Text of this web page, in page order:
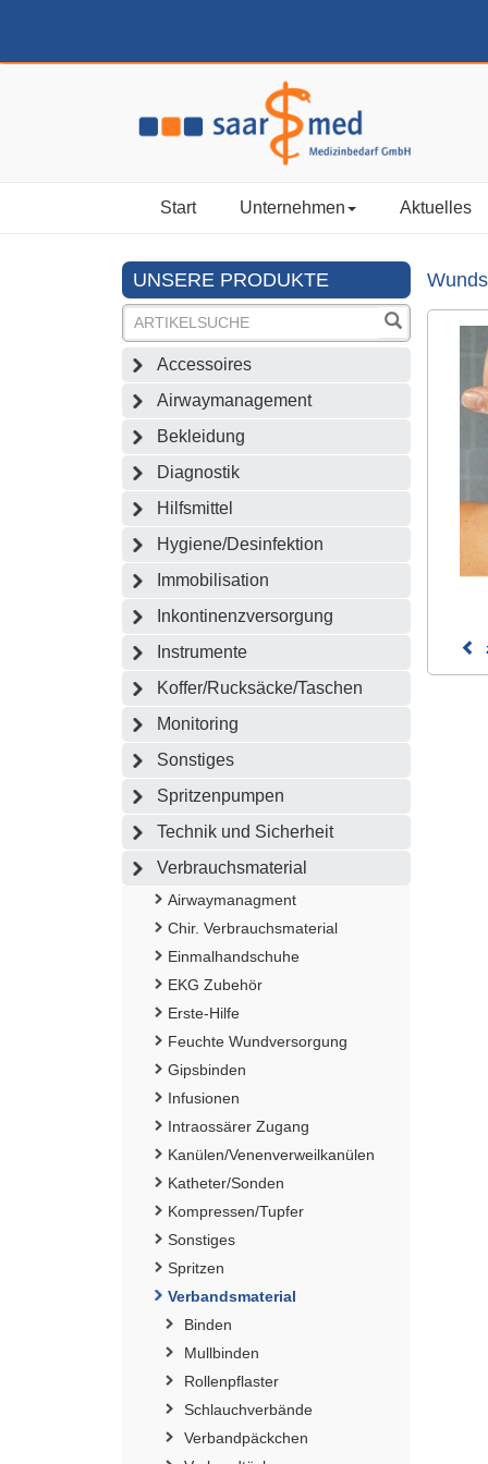
Start Unternehmen Aktuelles
UNSERE PRODUKTE
Accessoires
Airwaymanagement
Bekleidung
Diagnostik
Hilfsmittel
Hygiene/Desinfektion
Immobilisation
Inkontinenzversorgung
Instrumente
Koffer/Rucksäcke/Taschen
Monitoring
Sonstiges
Spritzenpumpen
Technik und Sicherheit
Verbrauchsmaterial
Airwaymanagment
Chir. Verbrauchsmaterial
Einmalhandschuhe
EKG Zubehör
Erste-Hilfe
Feuchte Wundversorgung
Gipsbinden
Infusionen
Intraossärer Zugang
Kanülen/Venenverweilkanülen
Katheter/Sonden
Kompressen/Tupfer
Sonstiges
Spritzen
Verbandsmaterial
Binden
Mullbinden
Rollenpflaster
Schlauchverbände
Verbandpäckchen